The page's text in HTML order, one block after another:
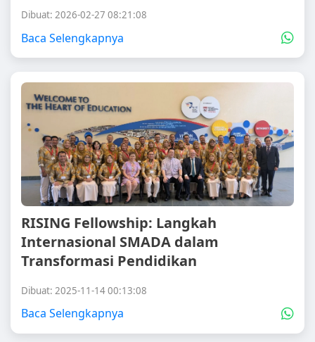
Dibuat: 2026-02-27 08:21:08
Baca Selengkapnya
RISING Fellowship: Langkah
Internasional SMADA dalam
Transformasi Pendidikan
Dibuat: 2025-11-14 00:13:08
Baca Selengkapnya